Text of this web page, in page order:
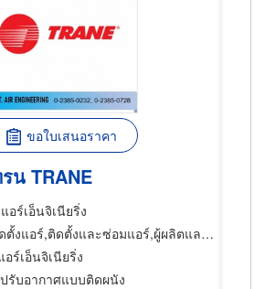
ขอใบเสนอราคา
น TRANE
อร์เอ็นจิเนียริ่ง
อร์,ติดตั้งและซ่อมแอร์,ผู้ผลิตและขายส่งอุปกรณ์และอะไหล่แอร์
ร์เอ็นจิเนียริ่ง
ปรับอากาศแบบติดผนัง